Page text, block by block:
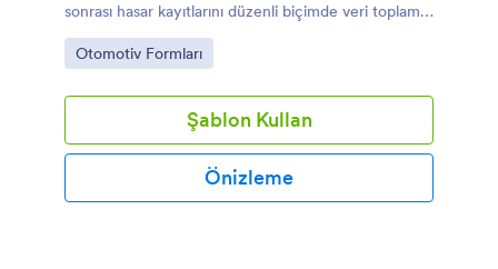
sonrası hasar kayıtlarını düzenli biçimde veri toplama
ile yönetmesine yardımcı olur.
Go to Category:
Otomotiv Formları
Şablon Kullan
Önizleme